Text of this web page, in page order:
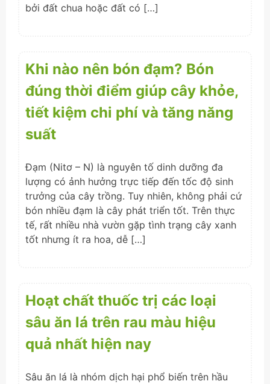
bởi đất chua hoặc đất có […]
Khi nào nên bón đạm? Bón
đúng thời điểm giúp cây khỏe,
tiết kiệm chi phí và tăng năng
suất
Đạm (Nitơ – N) là nguyên tố dinh dưỡng đa
lượng có ảnh hưởng trực tiếp đến tốc độ sinh
trưởng của cây trồng. Tuy nhiên, không phải cứ
bón nhiều đạm là cây phát triển tốt. Trên thực
tế, rất nhiều nhà vườn gặp tình trạng cây xanh
tốt nhưng ít ra hoa, dễ […]
Hoạt chất thuốc trị các loại
sâu ăn lá trên rau màu hiệu
quả nhất hiện nay
Sâu ăn lá là nhóm dịch hại phổ biến trên hầu